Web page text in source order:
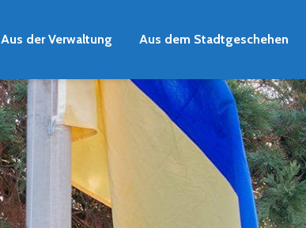
Aus der Verwaltung Aus dem Stadtgeschehen